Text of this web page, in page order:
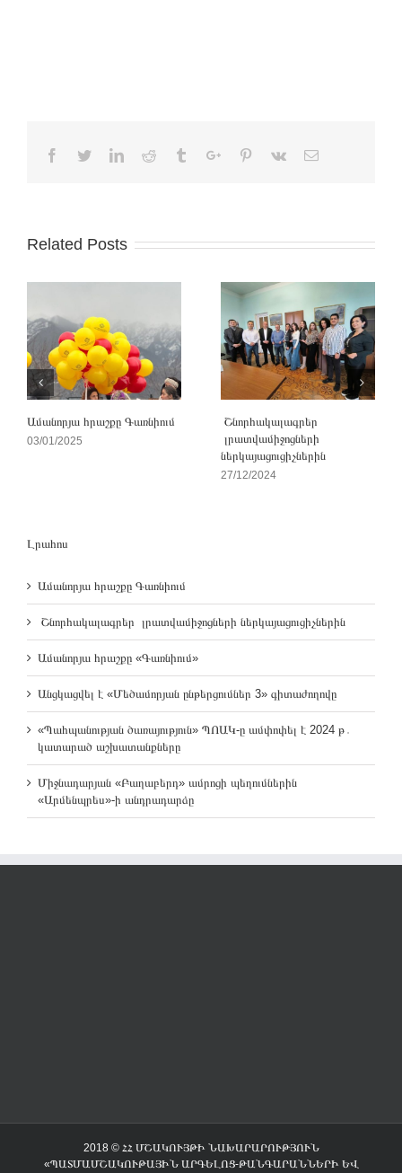
Facebook
TwitterLinkedinReddit TumblrGoogle+Pinterest
Vk Email
Related Posts
Ամանորյա հրաշքը Գառնիում
03/01/2025
Շնորհակալագրեր
լրատվամիջոցների
ներկայացուցիչներին
27/12/2024
Լրահոս
Ամանորյա հրաշքը Գառնիում
Շնորհակալագրեր լրատվամիջոցների ներկայացուցիչներին
Ամանորյա հրաշքը «Գառնիում»
Անցկացվել է «Մեծամորյան ընթերցումներ 3» գիտաժողովը
«Պահպանության ծառայություն» ՊՈԱԿ-ը ամփոփել է 2024 թ․
կատարած աշխատանքները
Միջնադարյան «Բաղաբերդ» ամրոցի պեղումներին
«Արմենպրես»-ի անդրադարձը
2018 © ՀՀ ՄՇԱԿՈՒՅԹԻ ՆԱԽԱՐԱՐՈՒԹՅՈՒՆ
«ՊԱՏՄԱՄՇԱԿՈՒԹԱՅԻՆ ԱՐԳԵԼՈՑ-ԹԱՆԳԱՐԱՆՆԵՐԻ ԵՎ